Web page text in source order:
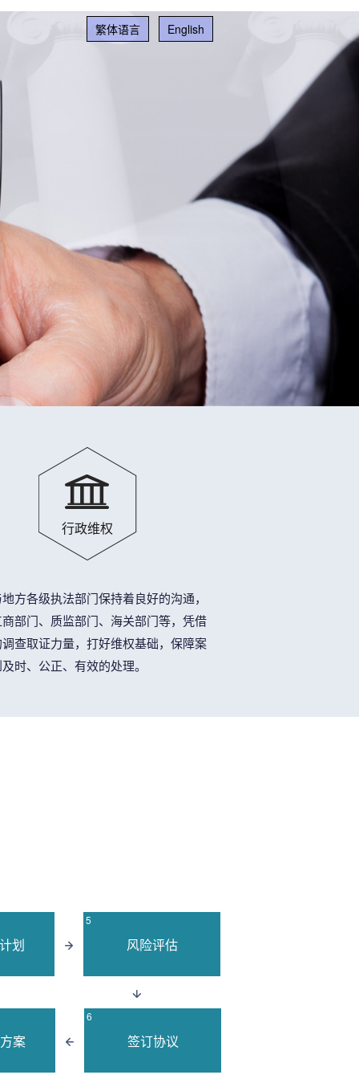
English
繁体语言
行政维权
方各级执法部门保持着良好的沟通，
部门、质监部门、海关部门等，凭借
查取证力量，打好维权基础，保障案
时、公正、有效的处理。
划
5
风险评估
6
签订协议
案